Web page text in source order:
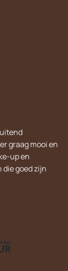
graag mooi en
up en
goed zijn